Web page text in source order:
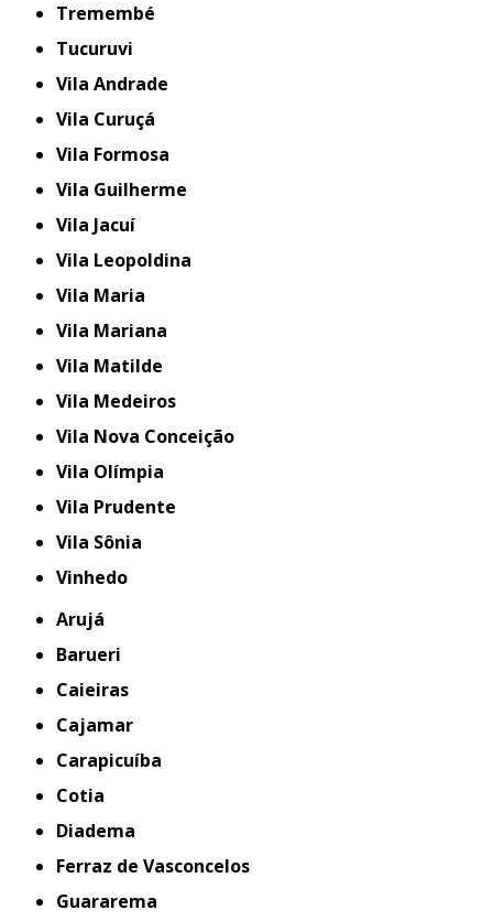
Tremembé
Tucuruvi
Vila Andrade
Vila Curuçá
Vila Formosa
Vila Guilherme
Vila Jacuí
Vila Leopoldina
Vila Maria
Vila Mariana
Vila Matilde
Vila Medeiros
Vila Nova Conceição
Vila Olímpia
Vila Prudente
Vila Sônia
Vinhedo
Arujá
Barueri
Caieiras
Cajamar
Carapicuíba
Cotia
Diadema
Ferraz de Vasconcelos
Guararema